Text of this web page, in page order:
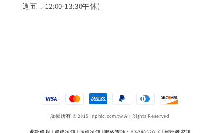
週五，12:00-13:30午休)
版權所有 © 2015 Inphic.com.tw All Rights Reserved